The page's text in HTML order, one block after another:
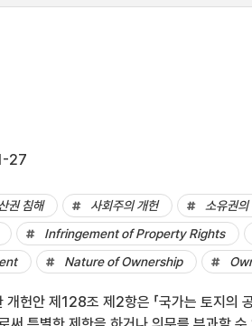
27
권 침해 사회주의 개헌 소유권의
Infringement of Property Rights
Nature of Ownership
헌안 제128조 제2항은 「국가는 토지의